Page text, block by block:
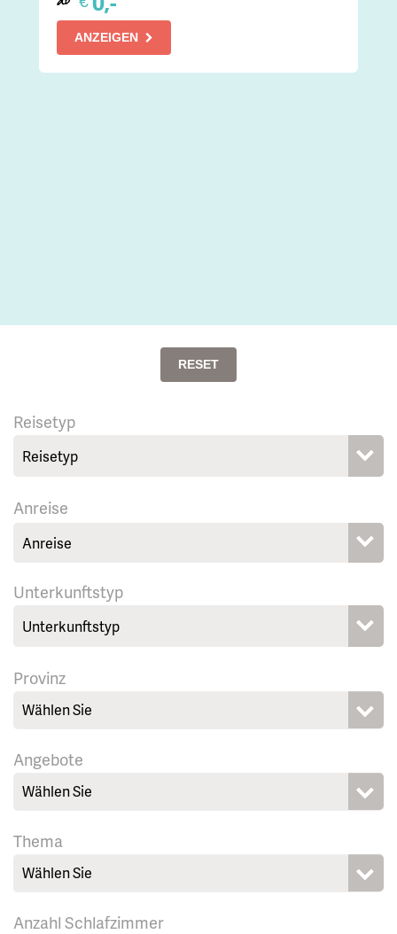
ANZEIGEN
RESET
Reisetyp
Anreise
Unterkunftstyp
Provinz
Wählen Sie
Angebote
Wählen Sie
Thema
Wählen Sie
Anzahl Schlafzimmer